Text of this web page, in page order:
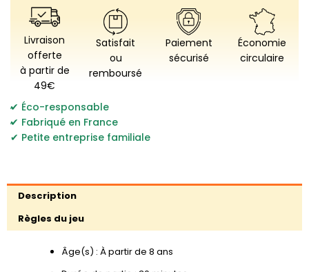
Curieuse
basilique
Livraison
offerte
à partir de
49€
Satisfait
ou
remboursé
Paiement
sécurisé
Économie
circulaire
Éco-responsable
,
Fabriqué en France
,
Petite entreprise familiale
Description
Règles du jeu
Âge(s) : À partir de 8 ans